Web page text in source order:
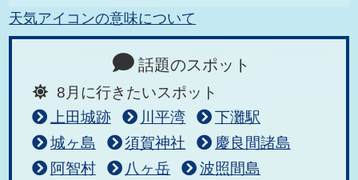
天気アイコンの意味について
話題のスポット
8月に行きたいスポット
上田城跡
川平湾
下灘駅
城ヶ島
須賀神社
慶良間諸島
阿智村
八ヶ岳
波照間島